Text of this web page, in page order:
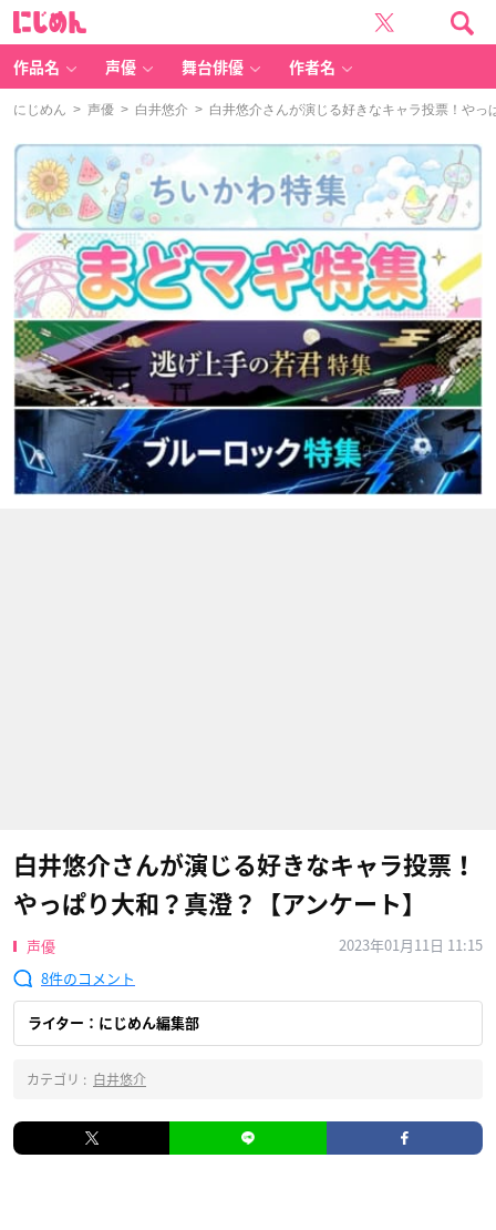
作品名 声優 舞台俳優 作者名
にじめん > 声優 > 白井悠介 > 白井悠介さんが演じる好きなキャラ投票！やっ
白井悠介さんが演じる好きなキャラ投票！
やっぱり大和？真澄？【アンケート】
声優
2023年01月11日 11:15
8
ライター：にじめん編集部
カテゴリ : 白井悠介